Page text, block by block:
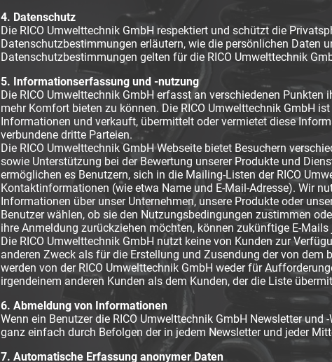
4. Datenschutz
Die RICO Umwelttechnik GmbH respektiert und schützt die
Datenschutzbestimmungen erläutern, wie die persönlichen Daten
Datenschutzbestimmungen gelten für die RICO Umwelttechnik
5. Informationserfassung und -nutzung
Die RICO Umwelttechnik GmbH erfasst an verschiedenen
mehr Komfort bieten zu können. Die RICO Umwelttechnik GmbH
Informationen und verkauft, übermittelt oder vermietet diese
verbundene dritte Parteien.
Die RICO Umwelttechnik GmbH Webseite bietet Besuchern
sowie Unterstützung bei der Bewertung unserer Produkte und
ermöglichen es Benutzern, sich in die Mailing-Listen der RICO
Kontaktinformationen (wie etwa Name und E-Mail-Adresse). Wir
Informationen über unser Unternehmen, unsere Produkte oder
Benutzer wählen, ob sie den Nutzungsbedingungen zustimmen
ihre Anmeldung zurückziehen möchten, können zukünftige E-Mails
Die RICO Umwelttechnik GmbH nutzt keine von Kunden zur
anderen Zweck als für die Erstellung und Zusendung der von
werden von der RICO Umwelttechnik GmbH weder für
irgendeinem anderen Kunden als dem Kunden, der die Liste
6. Abmeldung von Informationen
Wenn ein Benutzer die RICO Umwelttechnik GmbH Newsletter
ganz einfach durch Befolgen der in jedem Newsletter und jeder
7. Automatische Erfassung anonymer Daten